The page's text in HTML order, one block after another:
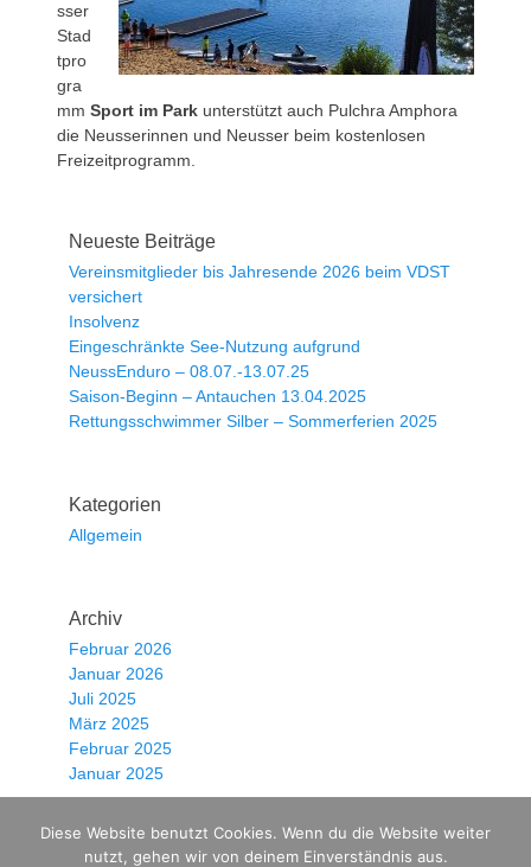
sser
Stad
tpro
gra
mm Sport im Park unterstützt auch Pulchra Amphora
die Neusserinnen und Neusser beim kostenlosen
Freizeitprogramm.
Neueste Beiträge
Vereinsmitglieder bis Jahresende 2026 beim VDST
versichert
Insolvenz
Eingeschränkte See-Nutzung aufgrund
NeussEnduro – 08.07.-13.07.25
Saison-Beginn – Antauchen 13.04.2025
Rettungsschwimmer Silber – Sommerferien 2025
Kategorien
Allgemein
Archiv
Februar 2026
Januar 2026
Juli 2025
März 2025
Februar 2025
Januar 2025
Datenschutzerklärung| Impressum|Kontakt
Diese Website benutzt Cookies. Wenn du die Website weiter
nutzt, gehen wir von deinem Einverständnis aus.